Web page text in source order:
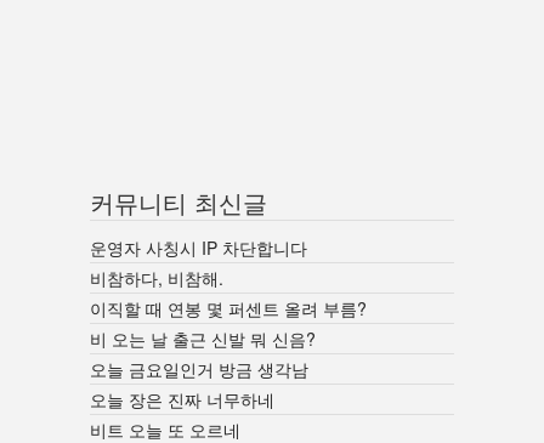
커뮤니티 최신글
운영자 사칭시 IP 차단합니다
비참하다, 비참해.
이직할 때 연봉 몇 퍼센트 올려 부름?
비 오는 날 출근 신발 뭐 신음?
오늘 금요일인거 방금 생각남
오늘 장은 진짜 너무하네
비트 오늘 또 오르네